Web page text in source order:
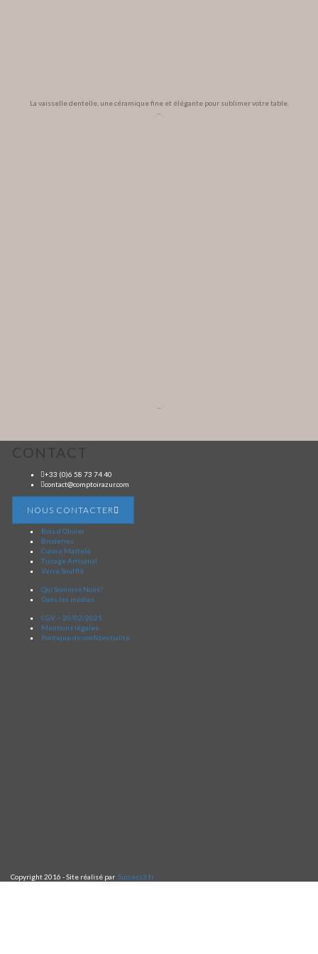
La vaisselle dentelle, une céramique fine et élégante pour sublimer votre table.
CONTACT
+33 (0)6 58 73 74 40
contact@comptoirazur.com
NOUS CONTACTER
Bois d’Olivier
Broderies
Cuivre Martelé
Tissage Artisanal
Verre Soufflé
Qui Sommes Nous?
Dans les médias
CGV – 20/02/2021
Mentions légales
Politique de confidentialité
Copyright 2016 - Site réalisé par Success3.fr